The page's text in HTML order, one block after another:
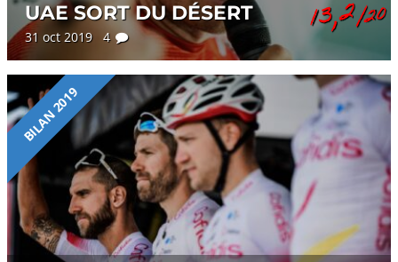
UAE SORT DU DÉSERT
31 oct 2019 4
13,2/20
BILAN 2019